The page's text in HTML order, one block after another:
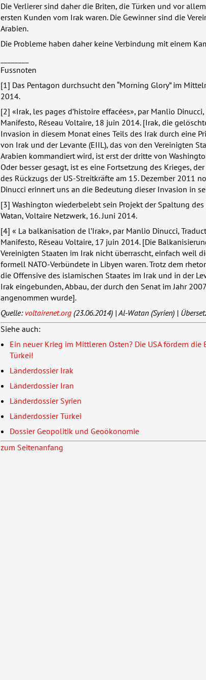
Die Verlierer sind daher die Briten, die Türken und vor
ersten Kunden vom Irak waren. Die Gewinner sind die
Arabien.
Die Probleme haben daher keine Verbindung mit einem
Fussnoten
[1] Das Pentagon durchsucht den “Morning Glory” im
2014.
[2] «Irak, les pages d’histoire effacées», par Manlio
Manifesto, Réseau Voltaire, 18 juin 2014. [Irak, die
Invasion in diesem Monat eines Teils des Irak durch eine
von Irak und der Levante (EIIL), das von den Vereinigten
Arabien kommandiert wird, ist erst der dritte von
Oder besser gesagt, ist es eine Fortsetzung des Krieges,
des Rückzugs der US-Streitkräfte am 15. Dezember 2011
Dinucci erinnert uns an die Bedeutung dieser Invasion in
[3] Washington wiederbelebt sein Projekt der Spaltung des
Watan, Voltaire Netzwerk, 16. Juni 2014.
[4] « La balkanisation de l’Irak», par Manlio Dinucci,
Manifesto, Réseau Voltaire, 17 juin 2014. [Die
Vereinigten Staaten im Irak nicht überrascht, einfach weil
formell NATO-Verbündete in Libyen waren. Trotz dem
die Offensive des islamischen Staates im Irak und in der
Irak eingebunden, Abbau, der durch den Senat im Jahr
angenommen wurde].
Quelle: voltairenet.org (23.06.2014) | Al-Watan (Syrien) |
Siehe auch:
Ein neuer Krieg im Mittleren Osten? Die USAfördern die
Türkei!
Länderdossier Irak
Länderdossier Iran
Länderdossier Syrien
Länderdossier Türkei
Dossier Geopolitik und Geoökonomie
zum Seitenanfang